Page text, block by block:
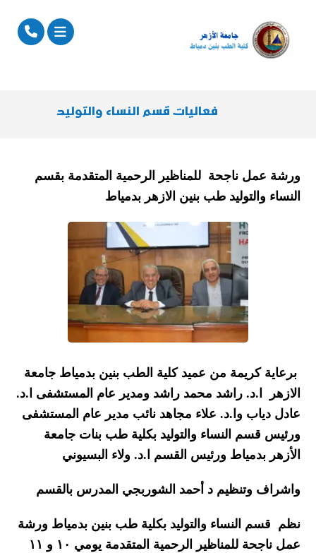
فعاليات قسم النساء والتوليد
ورشة عمل ناجحة للمناظير الرحمية المتقدمة بقسم
النساء والتوليد طب بنين الازهر بدمياط
برعاية كريمة من عميد كلية الطب بنين بدمياط جامعة
الازهر ا.د. راشد محمد راشد ومدير عام المستشفى ا.د.
عادل دياب وا.د. علاء مجاهد نائب مدير عام المستشفى
ورئيس قسم النساء والتوليد بكلية طب بنات جامعة
الأزهر بدمياط ورئيس القسم ا.د. ولاء البسيوني
واشراف وتنظيم د أحمد الشوربجي المدرس بالقسم
نظم قسم النساء والتوليد بكلية طب بنين بدمياط ورشة
عمل ناجحة للمناظير الرحمية المتقدمة يومي ١٠ و ١١